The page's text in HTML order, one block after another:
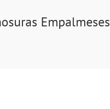
Empalmeses